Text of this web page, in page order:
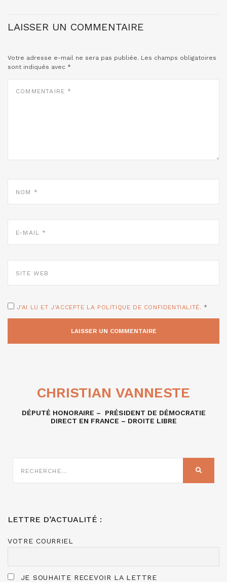
LAISSER UN COMMENTAIRE
Votre adresse e-mail ne sera pas publiée. Les champs obligatoires
sont indiqués avec *
MAIL
WEB
J'AI LU ET J'ACCEPTE LA POLITIQUE DE CONFIDENTIALITÉ. *
CHRISTIAN VANNESTE
DÉPUTÉ HONORAIRE – PRÉSIDENT DE DÉMOCRATIE
DIRECT EN FRANCE – DROITE LIBRE
SUR
LETTRE D’ACTUALITÉ :
VOTRE COURRIEL
JE SOUHAITE RECEVOIR LA LETTRE